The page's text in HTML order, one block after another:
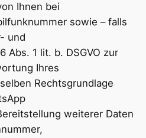
Ihnen bei
sowie – falls
und
Abs. 1 lit. b. DSGVO zur
Ihres
Rechtsgrundlage
weiterer Daten